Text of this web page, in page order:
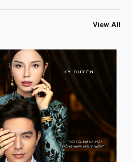
View All